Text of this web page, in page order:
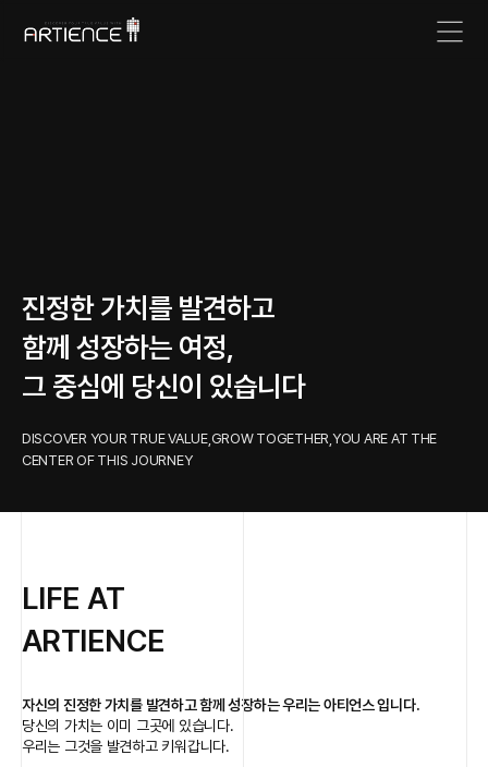
진정한 가치를 발견하고
함께 성장하는 여정,
그 중심에 당신이 있습니다
DISCOVER YOUR TRUE VALUE,GROW TOGETHER,YOU ARE AT THE
CENTER OF THIS JOURNEY
LIFE AT
ARTIENCE
자신의 진정한 가치를 발견하고 함께 성장하는 우리는 아티언스 입니다.
당신의 가치는 이미 그곳에 있습니다.
우리는 그것을 발견하고 키워갑니다.